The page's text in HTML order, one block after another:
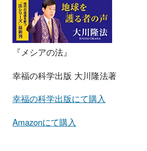
『メシアの法』
幸福の科学出版 大川隆法著
幸福の科学出版にて購入
Amazonにて購入